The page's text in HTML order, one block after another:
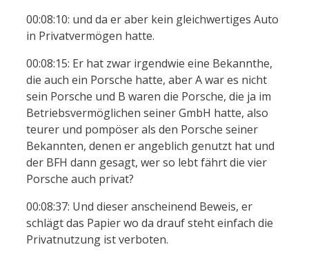
00:08:10: und da er aber kein gleichwertiges Auto
in Privatvermögen hatte.
00:08:15: Er hat zwar irgendwie eine Bekannthe,
die auch ein Porsche hatte, aber A war es nicht
sein Porsche und B waren die Porsche, die ja im
Betriebsvermöglichen seiner GmbH hatte, also
teurer und pompöser als den Porsche seiner
Bekannten, denen er angeblich genutzt hat und
der BFH dann gesagt, wer so lebt fährt die vier
Porsche auch privat?
00:08:37: Und dieser anscheinend Beweis, er
schlägt das Papier wo da drauf steht einfach die
Privatnutzung ist verboten.